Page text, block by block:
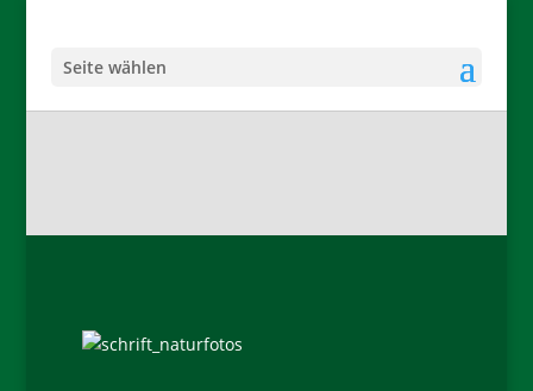
Seite wählen